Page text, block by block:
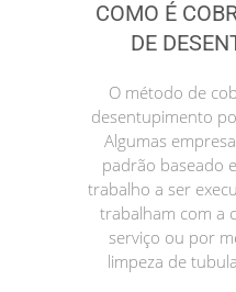
COMO É
DE
O método de
desentupimento
Algumas
padrão baseado
trabalho a ser
trabalham com a
serviço ou por
limpeza de